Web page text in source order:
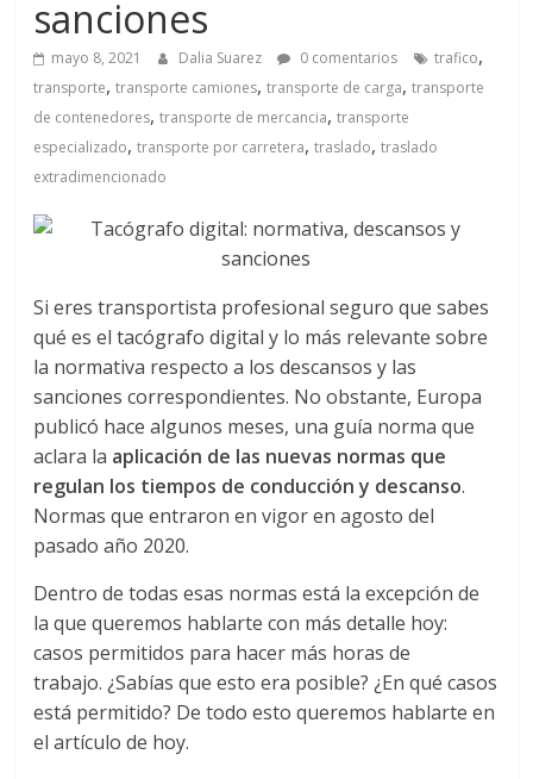
a
q
u
a
–
T
r
a
n
s
sanciones
mayo 8, 2021 Dalia Suarez 0 comentarios trafico,
transporte,transporte camiones,transporte de carga,transporte
de contenedores,transporte de mercancia,transporte
especializado,transporte por carretera,traslado,traslado
extradimencionado
Si eres transportista profesional seguro que sabes
qué es el tacógrafo digital y lo más relevante sobre
la normativa respecto a los descansos y las
sanciones correspondientes. No obstante, Europa
publicó hace algunos meses, una guía norma que
aclara la aplicación de las nuevas normas que
regulan los tiempos de conducción y descanso.
Normas que entraron en vigor en agosto del
pasado año 2020.
Dentro de todas esas normas está la excepción de
la que queremos hablarte con más detalle hoy:
casos permitidos para hacer más horas de
trabajo. ¿Sabías que esto era posible? ¿En qué casos
está permitido? De todo esto queremos hablarte en
el artículo de hoy.